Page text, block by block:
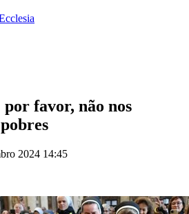
favor, não nos
2024 14:45